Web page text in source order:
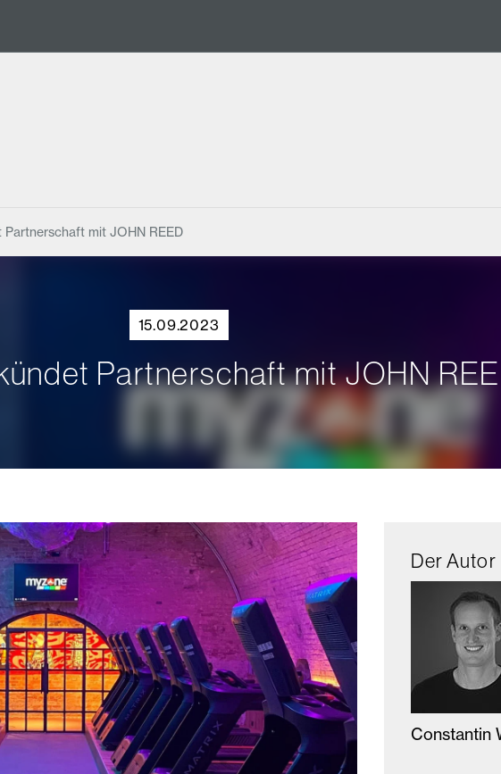
Partnerschaft mit JOHN REED
15.09.2023
Partnerschaft mit JOHN
Der Autor
Constantin